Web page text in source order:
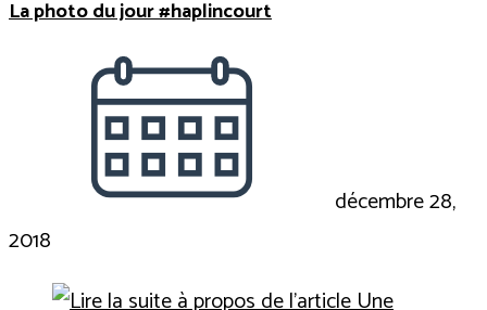
La photo du jour #haplincourt
décembre 28,
2018